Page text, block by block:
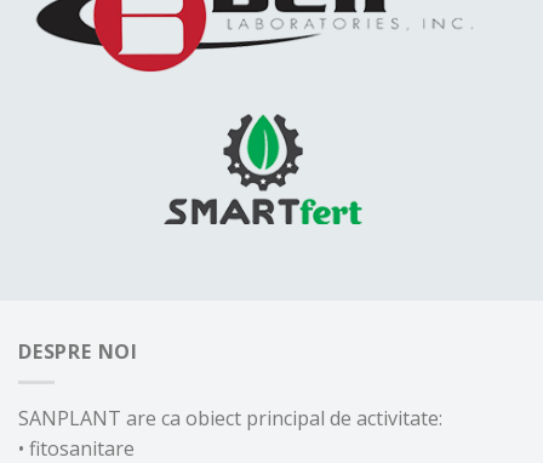
DESPRE NOI
SANPLANT are ca obiect principal de activitate:
• fitosanitare